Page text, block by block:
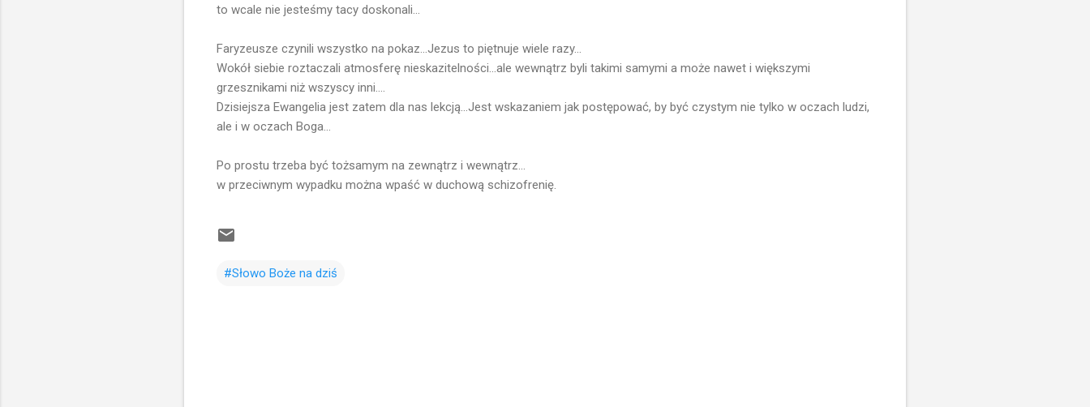
to wcale nie jesteśmy tacy doskonali...
Faryzeusze czynili wszystko na pokaz...Jezus to piętnuje wiele razy...
Wokół siebie roztaczali atmosferę nieskazitelności...ale wewnątrz byli takimi samymi a może nawet i większymi
grzesznikami niż wszyscy inni....
Dzisiejsza Ewangelia jest zatem dla nas lekcją...Jest wskazaniem jak postępować, by być czystym nie tylko w oczach ludzi,
ale i w oczach Boga...
Po prostu trzeba być tożsamym na zewnątrz i wewnątrz...
w przeciwnym wypadku można wpaść w duchową schizofrenię.
#Słowo Boże na dziś